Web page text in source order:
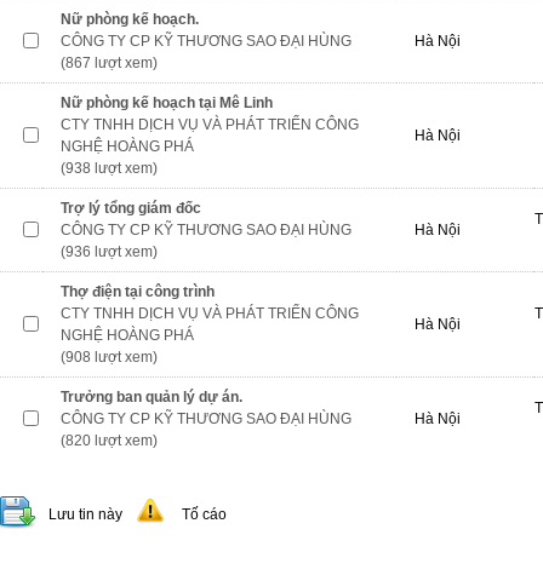
Nữ phòng kế hoạch.
CÔNG TY CP KỸ THƯƠNG SAO ĐẠI HÙNG
(867 lượt xem)
Hà Nội
Nữ phòng kế hoạch tại Mê Linh
CTY TNHH DỊCH VỤ VÀ PHÁT TRIỂN CÔNG
NGHỆ HOÀNG PHÁ
(938 lượt xem)
Hà Nội
Trợ lý tổng giám đốc
CÔNG TY CP KỸ THƯƠNG SAO ĐẠI HÙNG
(936 lượt xem)
Hà Nội
Thợ điện tại công trình
CTY TNHH DỊCH VỤ VÀ PHÁT TRIỂN CÔNG
NGHỆ HOÀNG PHÁ
(908 lượt xem)
Hà Nội
Trưởng ban quản lý dự án.
CÔNG TY CP KỸ THƯƠNG SAO ĐẠI HÙNG
(820 lượt xem)
Hà Nội
Lưu tin này Tố cáo